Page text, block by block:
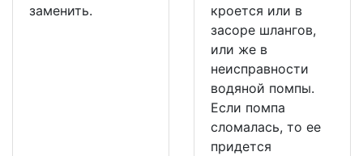
заменить.
кроется или в
засоре шлангов,
или же в
неисправности
водяной помпы.
Если помпа
сломалась, то ее
придется